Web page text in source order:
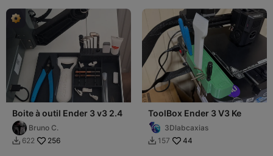
Boite à outil Ender 3 v3 2.4
Bruno C.
 622 256
ToolBox Ender 3 V3 Ke
3Dlabcaxias
 157 44